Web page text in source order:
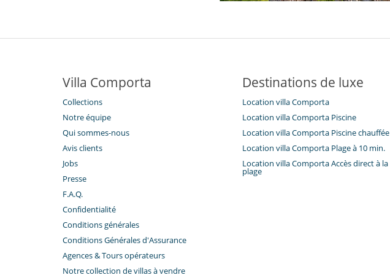
Villa Comporta
Collections
Notre équipe
Qui sommes-nous
Avis clients
Jobs
Presse
F.A.Q.
Confidentialité
Conditions générales
Conditions Générales d'Assurance
​Agences & Tours opérateurs
Notre collection de villas à vendre
Destinations de luxe
Location villa Comporta
Location villa Comporta Piscine
Location villa Comporta Piscine chauffée
Location villa Comporta Plage à 10 min.
Location villa Comporta Accès direct à la
plage